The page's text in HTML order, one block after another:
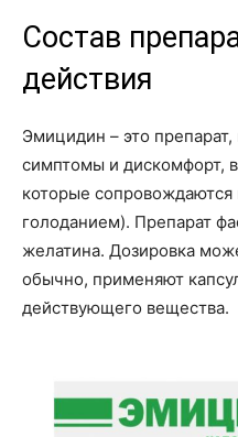
Состав
действия
Эмицидин – это
симптомы и дискомфорт,
которые
голоданием). Препарат
желатина. Дозировка
обычно, применяют
действующего вещества.